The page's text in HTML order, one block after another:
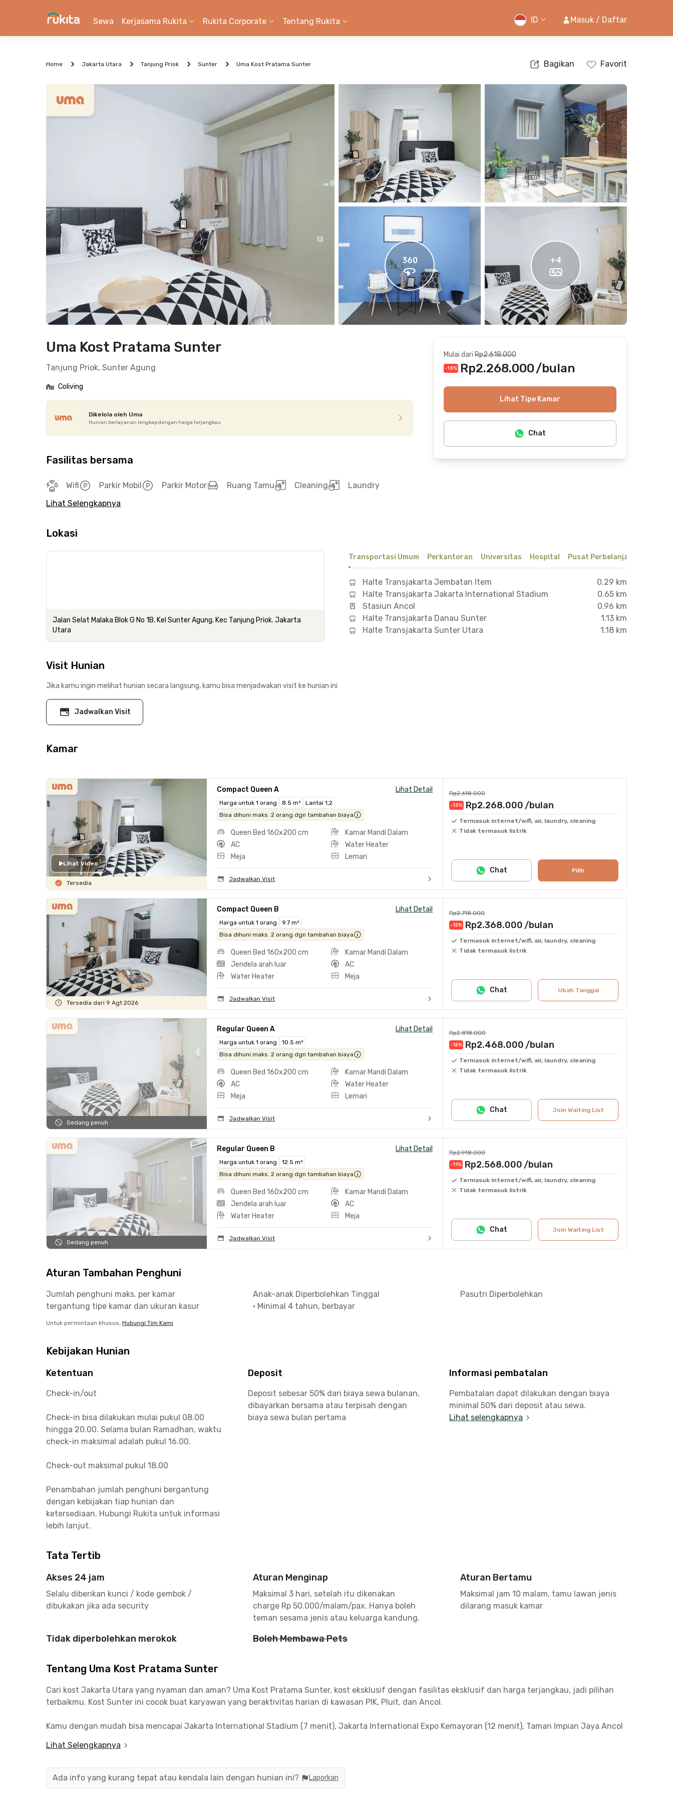
Sewa Kerjasama Rukita Rukita Corporate Tentang Rukita ID Masuk / Daftar
Home Jakarta Utara Tanjung Priok Sunter Uma Kost Pratama Sunter Bagikan Favorit
360 +4
Uma Kost Pratama Sunter
Tanjung Priok, Sunter Agung
Coliving
Dikelola oleh Uma
Hunian berlayanan lengkap dengan harga terjangkau
Fasilitas bersama
Wifi Parkir Mobil Parkir Motor Ruang Tamu Cleaning
Laundry
Lihat Selengkapnya
Mulai dari Rp2.618.000
-13% Rp2.268.000/bulan
Lihat Tipe Kamar
Chat
Lokasi
Jalan Selat Malaka Blok G No 1B. Kel Sunter Agung. Kec Tanjung Priok. Jakarta
Utara
Transportasi Umum Perkantoran Universitas Hospital Pusat Perbelanjaan &
Halte Transjakarta Jembatan Item
0.29 km
Halte Transjakarta Jakarta International Stadium
0.65 km
Stasiun Ancol
0.96 km
Halte Transjakarta Danau Sunter
1.13 km
Halte Transjakarta Sunter Utara
1.18 km
Visit Hunian
Jika kamu ingin melihat hunian secara langsung, kamu bisa menjadwakan visit ke hunian ini
Jadwalkan Visit
Kamar
Lihat Video
Tersedia
Compact Queen A Lihat Detail
Harga untuk 1 orang 8.5 m²
Lantai 1,2
Bisa dihuni maks. 2 orang dgn tambahan biaya
Queen Bed 160x200 cm
Kamar Mandi Dalam
AC
Water Heater
Meja
Lemari
Jadwalkan Visit
Rp2.618.000
-13% Rp2.268.000 /bulan
Termasuk internet/wifi, air, laundry, cleaning
Tidak termasuk listrik
Pilih
Chat
Tersedia dari 9 Agt 2026
Compact Queen B Lihat Detail
Harga untuk 1 orang
9.7 m²
Bisa dihuni maks. 2 orang dgn tambahan biaya
Queen Bed 160x200 cm
Kamar Mandi Dalam
Jendela arah luar
AC
Water Heater
Meja
Jadwalkan Visit
Rp2.718.000
-12% Rp2.368.000 /bulan
Termasuk internet/wifi, air, laundry, cleaning
Tidak termasuk listrik
Ubah Tanggal
Chat
Sedang penuh
Regular Queen A Lihat Detail
Harga untuk 1 orang
10.5 m²
Bisa dihuni maks. 2 orang dgn tambahan biaya
Queen Bed 160x200 cm
Kamar Mandi Dalam
AC
Water Heater
Meja
Lemari
Jadwalkan Visit
Rp2.818.000
-12% Rp2.468.000 /bulan
Termasuk internet/wifi, air, laundry, cleaning
Tidak termasuk listrik
Join Waiting List
Chat
Sedang penuh
Regular Queen B Lihat Detail
Harga untuk 1 orang
12.5 m²
Bisa dihuni maks. 2 orang dgn tambahan biaya
Queen Bed 160x200 cm
Kamar Mandi Dalam
Jendela arah luar
AC
Water Heater
Meja
Jadwalkan Visit
Rp2.918.000
-11% Rp2.568.000 /bulan
Termasuk internet/wifi, air, laundry, cleaning
Tidak termasuk listrik
Join Waiting List
Chat
Aturan Tambahan Penghuni
Jumlah penghuni maks. per kamar
tergantung tipe kamar dan ukuran kasur
Anak-anak Diperbolehkan Tinggal
• Minimal 4 tahun, berbayar
Pasutri Diperbolehkan
Untuk permintaan khusus, Hubungi Tim Kami
Kebijakan Hunian
Ketentuan
Check-in/out
Check-in bisa dilakukan mulai pukul 08.00
hingga 20.00. Selama bulan Ramadhan, waktu
check-in maksimal adalah pukul 16.00.
Check-out maksimal pukul 18.00
Penambahan jumlah penghuni bergantung
dengan kebijakan tiap hunian dan
ketersediaan. Hubungi Rukita untuk informasi
lebih lanjut.
Deposit
Deposit sebesar 50% dari biaya sewa bulanan,
dibayarkan bersama atau terpisah dengan
biaya sewa bulan pertama
Informasi pembatalan
Pembatalan dapat dilakukan dengan biaya
minimal 50% dari deposit atau sewa.
Lihat selengkapnya
Tata Tertib
Akses 24 jam
Selalu diberikan kunci / kode gembok /
dibukakan jika ada security
Aturan Menginap
Maksimal 3 hari, setelah itu dikenakan
charge Rp 50.000/malam/pax. Hanya boleh
teman sesama jenis atau keluarga kandung.
Aturan Bertamu
Maksimal jam 10 malam, tamu lawan jenis
dilarang masuk kamar
Tidak diperbolehkan merokok Boleh Membawa Pets
Tentang Uma Kost Pratama Sunter
Cari kost Jakarta Utara yang nyaman dan aman? Uma Kost Pratama Sunter, kost eksklusif dengan fasilitas eksklusif dan harga terjangkau, jadi pilihan
terbaikmu. Kost Sunter ini cocok buat karyawan yang beraktivitas harian di kawasan PIK, Pluit, dan Ancol.
Kamu dengan mudah bisa mencapai Jakarta International Stadium (7 menit), Jakarta International Expo Kemayoran (12 menit), Taman Impian Jaya Ancol
Mitra Kemayoran yang jaraknya 7 menit jadi rumah sakit terdekat kalau kamu butuh pertolongan medis.
Lihat Selengkapnya
Ada info yang kurang tepat atau kendala lain dengan hunian ini? Laporkan